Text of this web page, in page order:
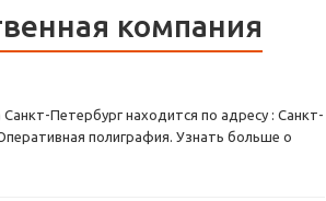
компания
Петербург находится по адресу : Санкт-
полиграфия. Узнать больше о